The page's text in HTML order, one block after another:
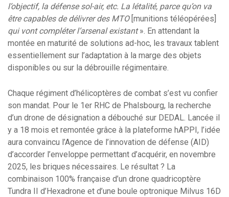
l’objectif, la défense sol-air, etc. La létalité, parce qu’on va
être capables de délivrer des MTO[munitions téléopérées]
qui vont compléter l’arsenal existant». En attendant la
montée en maturité de solutions ad-hoc, les travaux tablent
essentiellement sur l’adaptation à la marge des objets
disponibles ou sur la débrouille régimentaire.
Chaque régiment d’hélicoptères de combat s’est vu confier
son mandat. Pour le 1er RHC de Phalsbourg, la recherche
d’un drone de désignation a débouché sur DEDAL. Lancée il
y a 18 mois et remontée grâce à la plateforme hAPPI, l’idée
aura convaincu l’Agence de l’innovation de défense (AID)
d’accorder l’enveloppe permettant d’acquérir, en novembre
2025, les briques nécessaires. Le résultat ? La
combinaison 100% française d’un drone quadricoptère
Tundra II d’Hexadrone et d’une boule optronique Milvus 16D